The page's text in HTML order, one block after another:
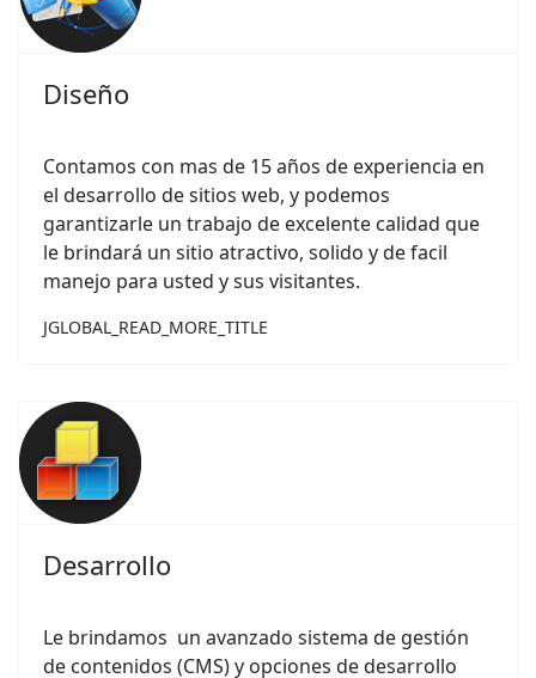
Diseño
Contamos con mas de 15 años de experiencia en
el desarrollo de sitios web, y podemos
garantizarle un trabajo de excelente calidad que
le brindará un sitio atractivo, solido y de facil
manejo para usted y sus visitantes.
JGLOBAL_READ_MORE_TITLE
Desarrollo
Le brindamos un avanzado sistema de gestión
de contenidos (CMS) y opciones de desarrollo